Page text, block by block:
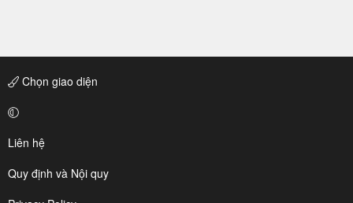
Chọn giao diện
Liên hệ
Quy định và Nội quy